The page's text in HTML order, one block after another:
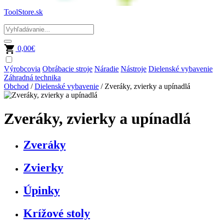
ToolStore.sk
0,00€
Výrobcovia Obrábacie stroje Náradie Nástroje Dielenské vybavenie
Záhradná technika
Obchod /Dielenské vybavenie / Zveráky, zvierky a upínadlá
Zveráky, zvierky a upínadlá
Zveráky
Zvierky
Úpinky
Krížové stoly